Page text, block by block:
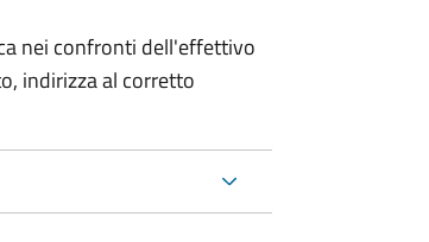
nei confronti dell'effettivo
indirizza al corretto